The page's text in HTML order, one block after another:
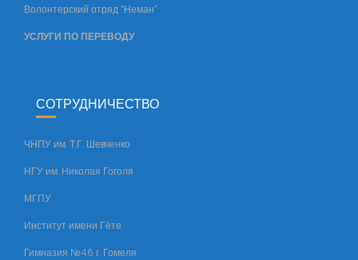
Волонтерский отряд “Неман”
УСЛУГИ ПО ПЕРЕВОДУ
СОТРУДНИЧЕСТВО
ЧНПУ им. Т.Г. Шевченко
НГУ им. Николая Гоголя
МГПУ
Институт имени Гёте
Гимназия №46 г. Гомеля